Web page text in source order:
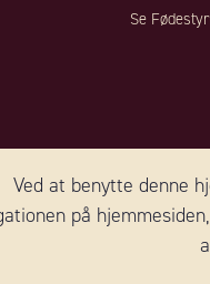
Ved at benytte denne
på
Se